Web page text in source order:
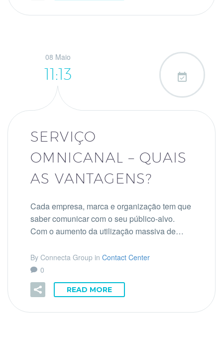

08 Maio
11:13
SERVIÇO
OMNICANAL – QUAIS
AS VANTAGENS?
Cada empresa, marca e organização tem que
saber comunicar com o seu público-alvo.
Com o aumento da utilização massiva de…
By Connecta Group in Contact Center
0
READ MORE